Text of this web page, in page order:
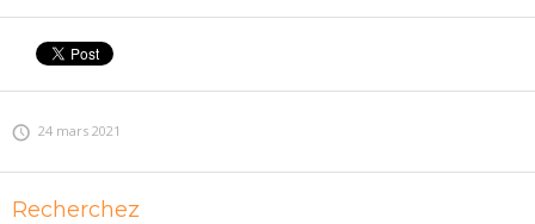
24 mars 2021
Recherchez